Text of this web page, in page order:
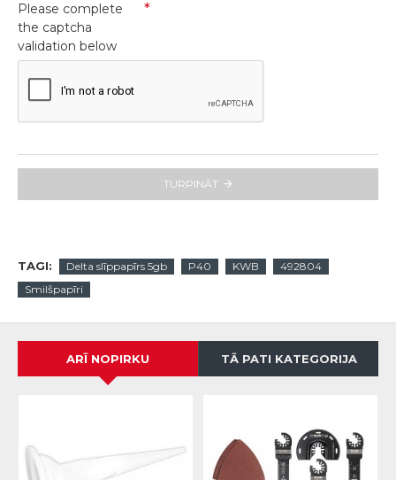
Please complete
the captcha
validation below
TURPINĀT
TAGI: Delta slīppapīrs 5gb P40 KWB
492804
Smilšpapīri
ARĪ NOPIRKU TĀ PATI KATEGORIJA